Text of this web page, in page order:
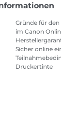
Gründe für den
im Canon
Sicher online
Druckertinte